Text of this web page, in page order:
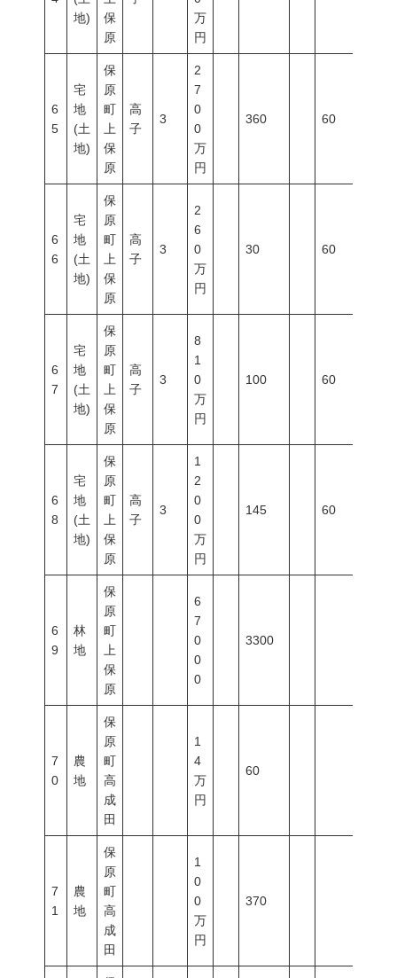
地)
保
原
万
円
6
5
宅
地
(土
地)
保
原
町
上
保
原
高
子
3
2
7
0
0
万
円
360 60
6
6
宅
地
(土
地)
保
原
町
上
保
原
高
子
3
2
6
0
万
円
30 60
6
7
宅
地
(土
地)
保
原
町
上
保
原
高
子
3
8
1
0
万
円
100 60
6
8
宅
地
(土
地)
保
原
町
上
保
原
高
子
3
1
2
0
0
万
円
145 60
6
9
林
地
保
原
町
上
保
原
6
7
0
0
0
3300
7
0
農
地
保
原
町
高
成
田
1
4
万
円
60
7
1
農
地
保
原
町
高
成
田
1
0
0
万
円
370